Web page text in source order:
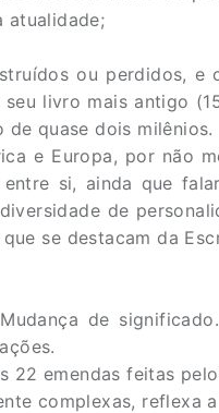
atualidade;
ou perdidos, e
livro mais antigo
quase dois milênios.
e Europa, por não
si, ainda que
de
se destacam da
de
22 emendas feitas
complexas, reflexa